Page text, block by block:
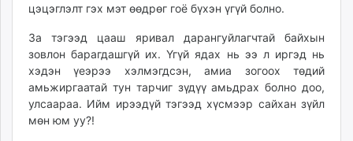
цэцэглэлт гэх мэт өөдрөг гоё бүхэн үгүй болно.
За тэгээд цааш яривал дарангуйлагчтай байхын
зовлон барагдашгүй их. Үгүй ядах нь ээ л иргэд нь
хэдэн үеэрээ хэлмэгдсэн, амиа зогоох төдий
амьжиргаатай тун тарчиг зүдүү амьдрах болно доо,
улсаараа. Ийм ирээдүй тэгээд хүсмээр сайхан зүйл
мөн юм уу?!